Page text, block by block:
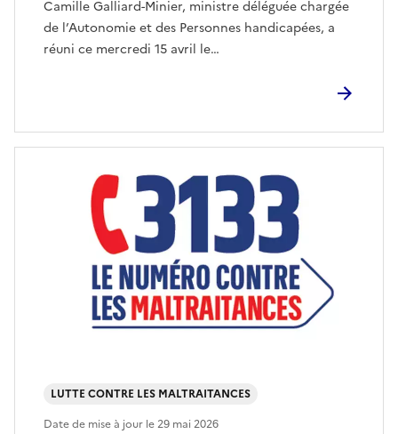
Camille Galliard-Minier, ministre déléguée chargée
de l’Autonomie et des Personnes handicapées, a
réuni ce mercredi 15 avril le…
LUTTE CONTRE LES MALTRAITANCES
Date de mise à jour le29 mai 2026